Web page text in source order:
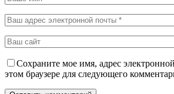
Сохраните мое имя, адрес
этом браузере для следующего